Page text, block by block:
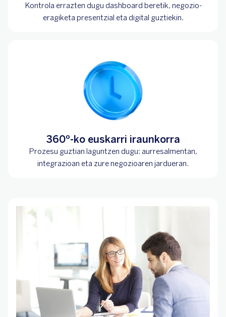
Kontrola errazten dugu dashboard beretik, negozio-
eragiketa presentzial eta digital guztiekin.
360º-ko euskarri iraunkorra
Prozesu guztian laguntzen dugu: aurresalmentan,
integrazioan eta zure negozioaren jardueran.